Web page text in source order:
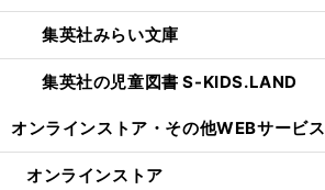
集英社みらい文庫
集英社の児童図書 S-KIDS.LAND
オンラインストア・ その他WEBサービス
オンラインストア